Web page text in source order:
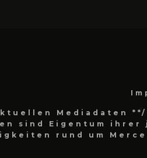
Mediadaten **/
sind Eigentum ihrer
rund um